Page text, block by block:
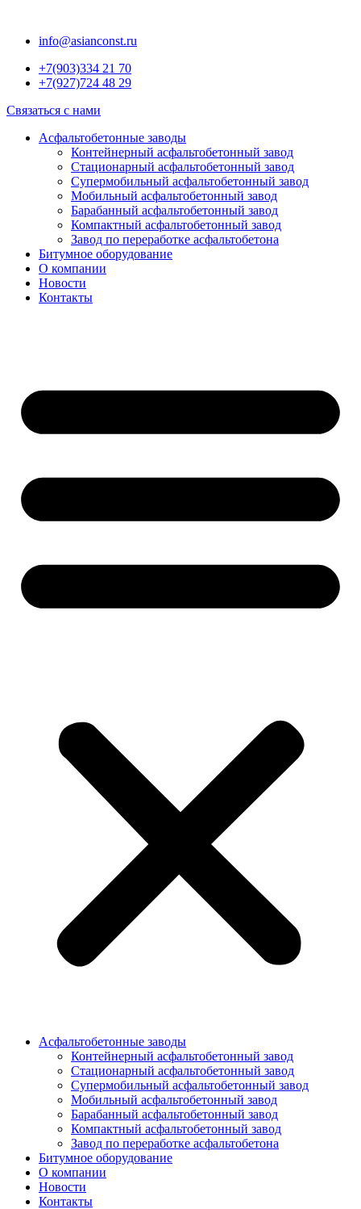
содержимому
info@asianconst.ru
+7(903)334 21 70
+7(927)724 48 29
Связаться с нами
Асфальтобетонные заводы
Контейнерный асфальтобетонный завод
Стационарный асфальтобетонный завод
Супермобильный асфальтобетонный завод
Мобильный асфальтобетонный завод
Барабанный асфальтобетонный завод
Компактный асфальтобетонный завод
Завод по переработке асфальтобетона
Битумное оборудование
О компании
Новости
Контакты
Асфальтобетонные заводы
Контейнерный асфальтобетонный завод
Стационарный асфальтобетонный завод
Супермобильный асфальтобетонный завод
Мобильный асфальтобетонный завод
Барабанный асфальтобетонный завод
Компактный асфальтобетонный завод
Завод по переработке асфальтобетона
Битумное оборудование
О компании
Новости
Контакты